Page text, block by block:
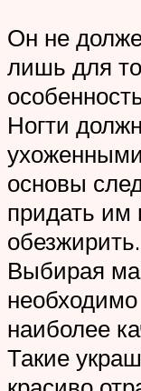
Он не
лишь для
Ногти
основы
придать им
обезжирить.
Выбирая
наиболее
Такие